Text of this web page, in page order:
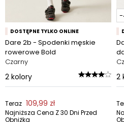
DOSTĘPNE TYLKO ONLINE
Dare 2b - Spodenki męskie
rowerowe Bold
Czarny
2 kolory
Teraz 109,99 zł
Najniższa Cena Z 30 Dni Przed
Obniżką
-
2